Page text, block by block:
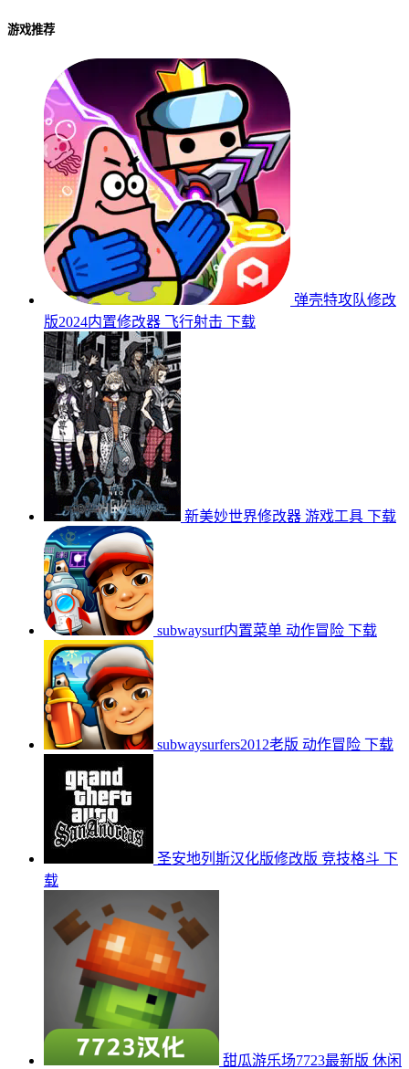
游戏推荐
弹壳特攻队修改
版2024内置修改器 飞行射击 下载
新美妙世界修改器 游戏工具 下载
subwaysurf内置菜单 动作冒险 下载
subwaysurfers2012老版 动作冒险 下载
圣安地列斯汉化版修改版 竞技格斗 下
载
甜瓜游乐场7723最新版 休闲